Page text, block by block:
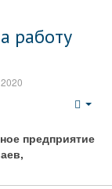
работу
предприятие